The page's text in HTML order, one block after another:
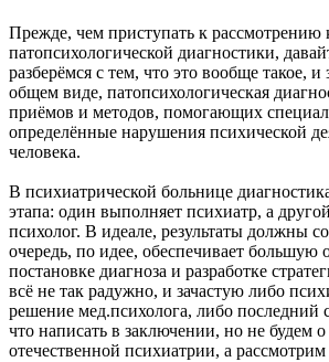
Прежде, чем приступать к рассмотрению
патопсихологической диагностики,
разберёмся с тем, что это вообще такое,
общем виде, патопсихологическая
приёмов и методов, помогающих
определённые нарушения психической
человека.
В психиатрической больнице
этапа: один выполняет психиатр, а
психолог. В идеале, результаты должны
очередь, по идее, обеспечивает большую
постановке диагноза и разработке
всё не так радужно, и зачастую либо
решение мед.психолога, либо последний
что написать в заключении, но не будем
отечественной психиатрии, а